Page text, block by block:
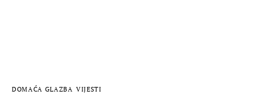
DOMAĆA GLAZBA VIJESTI